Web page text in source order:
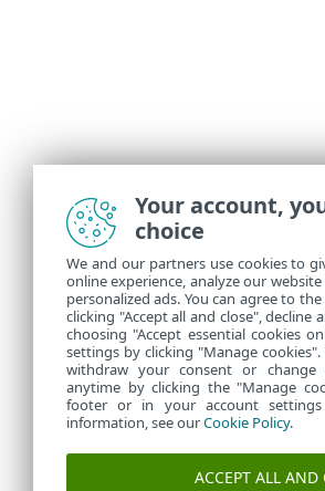
Your account,
choice
We and our partners use cookies to
online experience, analyze our
personalized ads. You can agree to
clicking "Accept all and close", decline
choosing "Accept essential cookies
settings by clicking "Manage
withdraw your consent or change
anytime by clicking the "Manage
footer or in your account
information, see ourCookie Policy.
ACCEPT ALL AND